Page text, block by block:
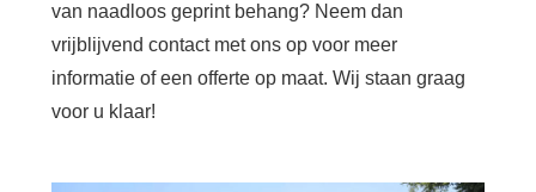
van naadloos geprint behang? Neem dan
vrijblijvend contact met ons op voor meer
informatie of een offerte op maat. Wij staan graag
voor u klaar!